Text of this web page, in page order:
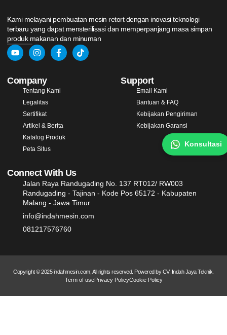
Kami melayani pembuatan mesin retort dengan inovasi teknologi
terbaru yang dapat mensterilisasi dan memperpanjang masa simpan
produk makanan dan minuman
Company
Tentang Kami
Legalitas
Sertifikat
Artikel & Berita
Katalog Produk
Peta Situs
Support
Email Kami
Bantuan & FAQ
Kebijakan Pengiriman
Kebijakan Garansi
Connect With Us
Jalan Raya Randugading No. 137 RT012/ RW003
Randugading - Tajinan - Kode Pos 65172 - Kabupaten
Malang - Jawa Timur
info@indahmesin.com
081217576760
Copyright © 2025 indahmesin.com, All rights reserved. Powered by CV. Indah Jaya Teknik.
Term of usePrivacy PolicyCookie Policy
Konsultasi